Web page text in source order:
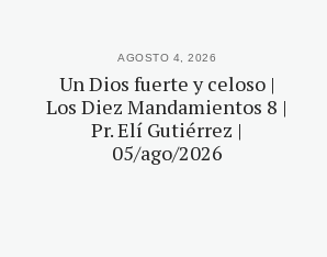
AGOSTO 4, 2026
Un Dios fuerte y celoso |
Los Diez Mandamientos 8 |
Pr. Elí Gutiérrez |
05/ago/2026